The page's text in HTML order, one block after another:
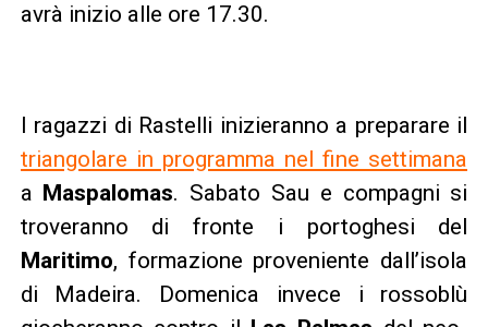
avrà inizio alle ore 17.30.
I ragazzi di Rastelli inizieranno a preparare il
triangolare in programma nel fine settimana
a Maspalomas. Sabato Sau e compagni si
troveranno di fronte i portoghesi del
Maritimo, formazione proveniente dall’isola
di Madeira. Domenica invece i rossoblù